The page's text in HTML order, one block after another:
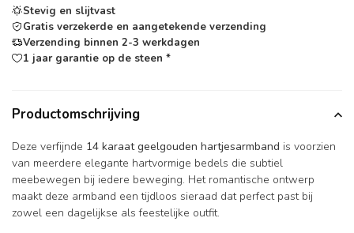
Stevig en slijtvast
Gratis verzekerde en aangetekende verzending
Verzending binnen 2-3 werkdagen
1 jaar garantie op de steen *
Productomschrijving
Deze verfijnde 14 karaat geelgouden hartjesarmband is voorzien
van meerdere elegante hartvormige bedels die subtiel
meebewegen bij iedere beweging. Het romantische ontwerp
maakt deze armband een tijdloos sieraad dat perfect past bij
zowel een dagelijkse als feestelijke outfit.